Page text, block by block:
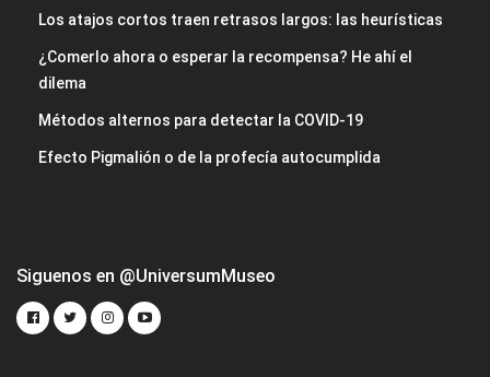
Los atajos cortos traen retrasos largos: las heurísticas
¿Comerlo ahora o esperar la recompensa? He ahí el
dilema
Métodos alternos para detectar la COVID-19
Efecto Pigmalión o de la profecía autocumplida
Siguenos en @UniversumMuseo